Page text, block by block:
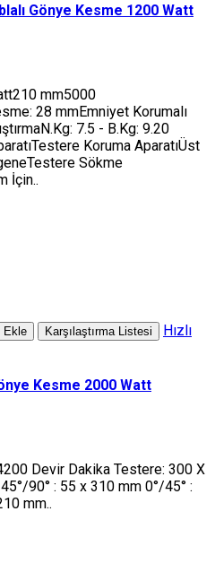
Gönye Kesme 1200 Watt
mm5000
28 mmEmniyet Korumalı
7.5 - B.Kg: 9.20
Koruma AparatıÜst
Sökme
İçin..
Ekle Karşılaştırma Listesi
Hızlı
Kesme 2000 Watt
Devir Dakika Testere: 300 X
90° : 55 x 310 mm 0°/45° :
mm..